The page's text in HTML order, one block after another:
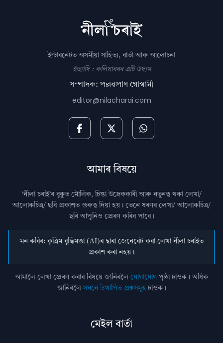
ইণ্টাৰনেটত অসমীয়া সাহিত্য, বাৰ্তা আৰু আলোচনা
ইত্যাদি : কলিয়াবৰৰ এটি উদ্যম
সম্পাদক: পল্লৱপ্ৰাণ গোস্বামী
editor@nilacharai.com
আমাৰ বিষয়ে
‘নীলা চৰাই’ৰ বুকুত মৌলিক, চিন্তা উদ্রেককাৰী আৰু নতুনত্ব থকা লেখা/
আলোকচিত্ৰ/ ছবি প্রকাশত গুৰুত্ব দিয়া হয়। তেনে ধৰণৰ লেখা/ আলোকচিত্ৰ/
ছবি আপুনিও প্রেৰণ কৰিব পাৰে।
মন কৰিব: কৃত্ৰিম বুদ্ধিমত্তা (AI)ৰ দ্বাৰা জেনেৰেট কৰা লেখা নীলা চৰাইত
প্ৰকাশ কৰা নহয়।
আমালৈ লেখা প্ৰেৰণ কৰাৰ বিষয়ে জানিবলৈ যোগাযোগ পৃষ্ঠা চাওক। অধিক
জানিবলৈসঘনে উত্থাপিত প্ৰশ্নসমূহচাওক।
মেইল বাৰ্তা